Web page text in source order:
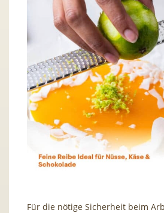
Für die nötige Sicherheit beim